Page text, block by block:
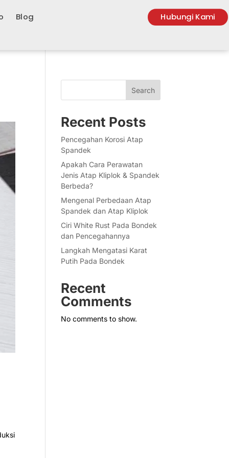
Blog Hubungi Kami
Search
Recent Posts
Pencegahan Korosi Atap
Spandek
Apakah Cara Perawatan
Jenis Atap Kliplok & Spandek
Berbeda?
Mengenal Perbedaan Atap
Spandek dan Atap Kliplok
Ciri White Rust Pada Bondek
dan Pencegahannya
Langkah Mengatasi Karat
Putih Pada Bondek
Recent
Comments
No comments to show.